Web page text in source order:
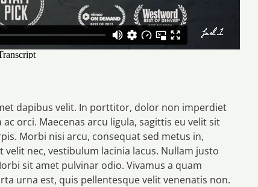
dapibus velit. In porttitor, dolor non imperdiet
orci. Maecenas arcu ligula, sagittis eu velit sit
Morbi nisi arcu, consequat sed metus in,
nec, vestibulum lacinia lacus. Nullam justo
sit amet pulvinar odio. Vivamus a quam
urna est, quis pellentesque velit venenatis non.